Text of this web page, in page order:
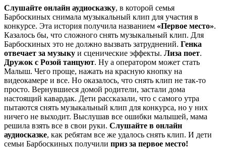
Слушайте онлайн аудиосказку, в которой семья
Барбоскиных снимала музыкальный клип для участия в
конкурсе. Эта история получила названием «Первое место».
Казалось бы, что сложного снять музыкальный клип. Для
Барбоскиных это не должно вызвать затруднений. Генка
отвечает за музыку и сценические эффекты. Лиза поет.
Дружок с Розой танцуют. Ну а оператором может стать
Малыш. Чего проще, нажать на красную кнопку на
видеокамере и все. Но оказалось, что снять клип не так-то
просто. Вернувшиеся домой родители, застали дома
настоящий кавардак. Дети рассказали, что с самого утра
пытаются снять музыкальный клип для конкурса, но у них
ничего не выходит. Выслушав все ошибки малышей, мама
решила взять все в свои руки. Слушайте в онлайн
аудиосказке, как ребятам все же удалось снять клип. И дети
семьи Барбоскиных получили приз за первое место!